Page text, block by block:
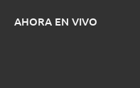
AHORA EN VIVO